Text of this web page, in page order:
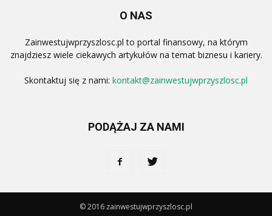
O NAS
Zainwestujwprzyszlosc.pl to portal finansowy, na którym
znajdziesz wiele ciekawych artykułów na temat biznesu i kariery.
Skontaktuj się z nami: kontakt@zainwestujwprzyszlosc.pl
PODĄŻAJ ZA NAMI
© 2016 zainwestujwprzyszlosc.pl